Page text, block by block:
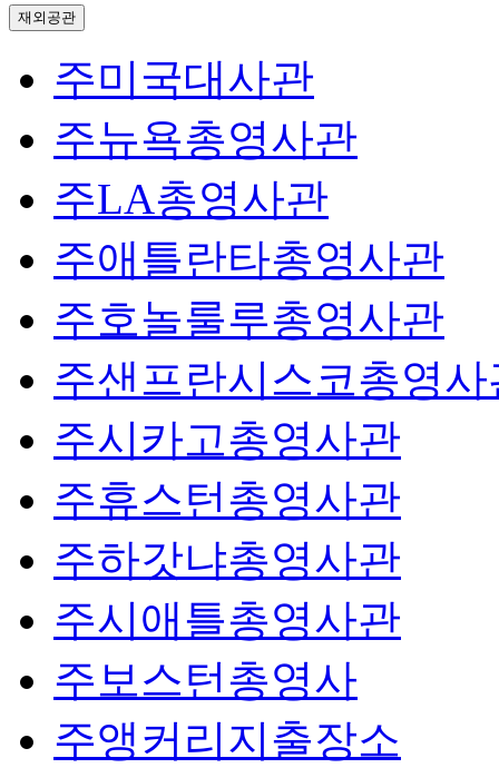
재외공관
주미국대사관
주뉴욕총영사관
주LA총영사관
주애틀란타총영사관
주호놀룰루총영사관
주샌프란시스코총영사
주시카고총영사관
주휴스턴총영사관
주하갓냐총영사관
주시애틀총영사관
주보스턴총영사
주앵커리지출장소